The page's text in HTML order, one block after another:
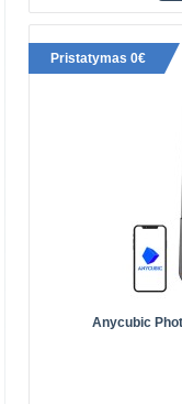
287.40€
Prekių
Pristatymas 0€
Anycubic